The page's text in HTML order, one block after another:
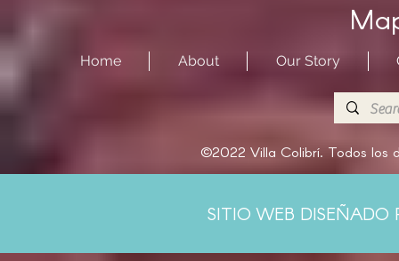
Home About Our Story
©2022 Villa Colibrí. Todos los
SITIO WEB DISEÑADO